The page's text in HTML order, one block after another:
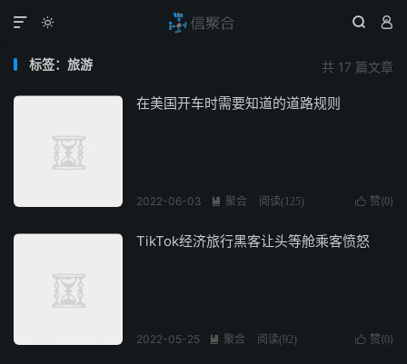
  

共 17 篇文章
标签：旅游
在美国开车时需要知道的道路规则
 赞(0)
2022-06-03  聚合 阅读(125)
TikTok经济旅行黑客让头等舱乘客愤怒
 赞(0)
2022-05-25  聚合 阅读(92)